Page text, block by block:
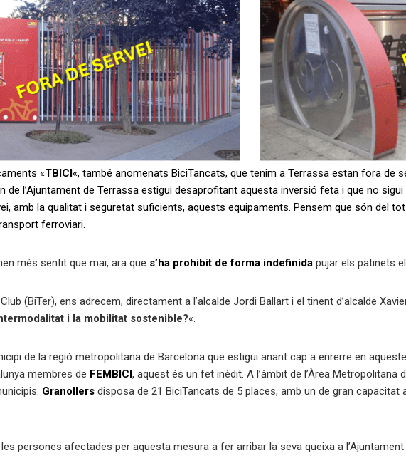
«TBICI«, també anomenats BiciTancats, que tenim a Terrassa estan fora de
de l’Ajuntament de Terrassa estigui desaprofitant aquesta inversió feta i que no
amb la qualitat i seguretat suficients, aquests equipaments. Pensem que són del
ferroviari.
més sentit que mai, ara que s’ha prohibit de forma indefinida pujar els patinets
(BiTer), ens adrecem, directament a l’alcalde Jordi Ballart i el tinent d’alcalde
i la mobilitat sostenible?«.
de la regió metropolitana de Barcelona que estigui anant cap a enrerre en
membres de FEMBICI, aquest és un fet inèdit. A l’àmbit de l’Àrea Metropolitana
Granollers disposa de 21 BiciTancats de 5 places, amb un de gran
persones afectades per aquesta mesura a fer arribar la seva queixa a